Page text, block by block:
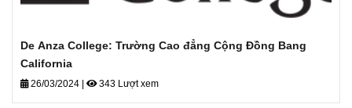
De Anza College: Trường Cao đẳng Cộng Đồng Bang
California
26/03/2024 | 343 Lượt xem